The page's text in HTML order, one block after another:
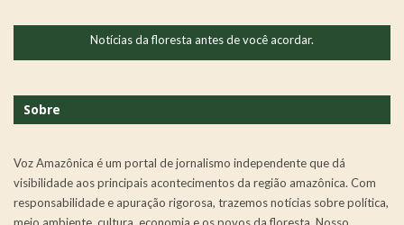
Notícias da floresta antes de você acordar.
Sobre
Voz Amazônica é um portal de jornalismo independente que dá
visibilidade aos principais acontecimentos da região amazônica. Com
responsabilidade e apuração rigorosa, trazemos notícias sobre política,